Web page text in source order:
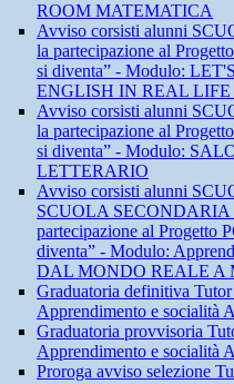
ROOM MATEMATICA
Avviso corsisti alunni
la partecipazione al
si diventa” - Modulo:
ENGLISH IN REAL LIFE
Avviso corsisti alunni
la partecipazione al
si diventa” - Modulo:
LETTERARIO
Avviso corsisti alunni
SCUOLA SECONDARIA
partecipazione al Progetto
diventa” - Modulo:
DAL MONDO REALE A
Graduatoria definitiva
Apprendimento e socialità
Graduatoria provvisoria
Apprendimento e socialità
Proroga avviso selezione